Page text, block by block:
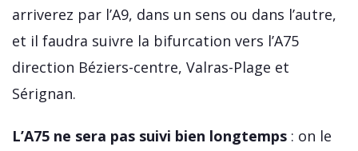
arriverez par l’A9, dans un sens ou dans l’autre,
et il faudra suivre la bifurcation vers l’A75
direction Béziers-centre, Valras-Plage et
Sérignan.
L’A75 ne sera pas suivi bien longtemps : on le